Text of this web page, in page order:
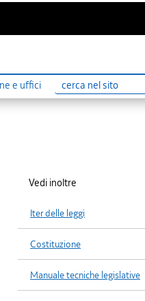
e uffici
Ricerca
Vedi inoltre
Iter delle leggi
Costituzione
Manuale tecniche legislative